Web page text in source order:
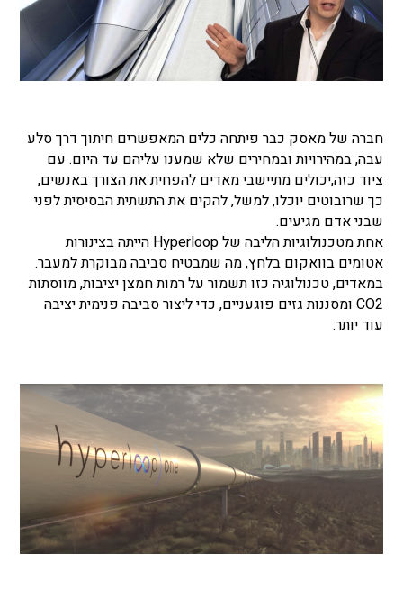
חברה של מאסק כבר פיתחה כלים המאפשרים חיתוך דרך סלע
עבה, במהירויות ובמחירים שלא שמענו עליהם עד היום. עם
ציוד כזה,יכולים מתיישבי מאדים להפחית את הצורך באנשים,
כך שרובוטים יוכלו, למשל, להקים את התשתית הבסיסית לפני
שבני אדם מגיעים.
אחת מטכנולוגיות הליבה של Hyperloop הייתה בצינורות
אטומים בוואקום בלחץ, מה שמבטיח סביבה מבוקרת למעבר.
במאדים, טכנולוגיה כזו תשמור על רמות חמצן יציבות, מווסתות
CO2 ומסננות גזים פוגעניים, כדי ליצור סביבה פנימית יציבה
עוד יותר.